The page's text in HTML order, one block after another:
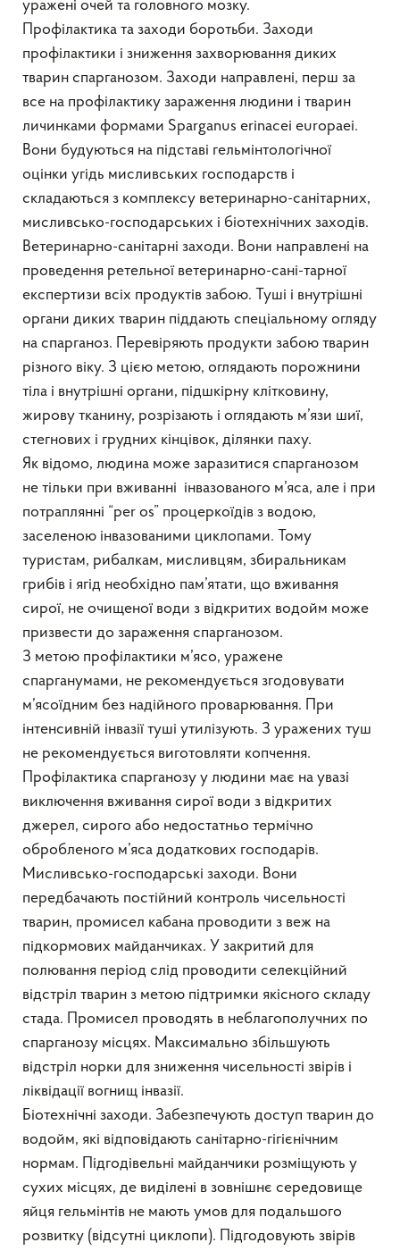
уражені очей та головного мозку.
Профілактика та заходи боротьби. Заходи
профілактики і зниження захворювання диких
тварин спарганозом. Заходи направлені, перш за
все на профілактику зараження людини і тварин
личинками формами Sparganus erinacei europaei.
Вони будуються на підставі гельмінтологічної
оцінки угідь мисливських господарств і
складаються з комплексу ветеринарно-санітарних,
мисливсько-господарських і біотехнічних заходів.
Ветеринарно-санітарні заходи. Вони направлені на
проведення ретельної ветеринарно-сані-тарної
експертизи всіх продуктів забою. Туші і внутрішні
органи диких тварин піддають спеціальному огляду
на спарганоз. Перевіряють продукти забою тварин
різного віку. З цією метою, оглядають порожнини
тіла і внутрішні органи, підшкірну клітковину,
жирову тканину, розрізають і оглядають м’язи шиї,
стегнових і грудних кінцівок, ділянки паху.
Як відомо, людина може заразитися спарганозом
не тільки при вживанні інвазованого м’яса, але і при
потраплянні “per os” процеркоїдів з водою,
заселеною інвазованими циклопами. Тому
туристам, рибалкам, мисливцям, збиральникам
грибів і ягід необхідно пам’ятати, що вживання
сирої, не очищеної води з відкритих водойм може
призвести до зараження спарганозом.
З метою профілактики м’ясо, уражене
спарганумами, не рекомендується згодовувати
м’ясоїдним без надійного проварювання. При
інтенсивній інвазії туші утилізують. З уражених туш
не рекомендується виготовляти копчення.
Профілактика спарганозу у людини має на увазі
виключення вживання сирої води з відкритих
джерел, сирого або недостатньо термічно
обробленого м’яса додаткових господарів.
Мисливсько-господарські заходи. Вони
передбачають постійний контроль чисельності
тварин, промисел кабана проводити з веж на
підкормових майданчиках. У закритий для
полювання період слід проводити селекційний
відстріл тварин з метою підтримки якісного складу
стада. Промисел проводять в неблагополучних по
спарганозу місцях. Максимально збільшують
відстріл норки для зниження чисельності звірів і
ліквідації вогнищ інвазії.
Біотехнічні заходи. Забезпечують доступ тварин до
водойм, які відповідають санітарно-гігієнічним
нормам. Підгодівельні майданчики розміщують у
сухих місцях, де виділені в зовнішнє середовище
яйця гельмінтів не мають умов для подальшого
розвитку (відсутні циклопи). Підгодовують звірів